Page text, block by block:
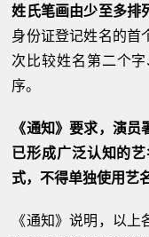
姓氏笔画由少至多排
身份证登记姓名的首
次比较姓名第二个
序。
《通知》要求，演
已形成广泛认知的
式，不得单独使用艺
《通知》说明，以